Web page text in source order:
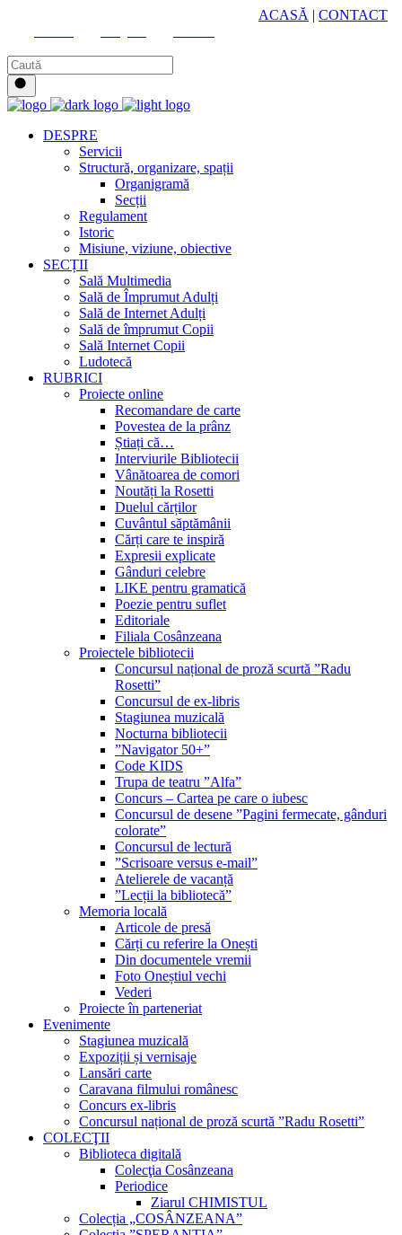
ACASĂ | CONTACT
DESPRE
Servicii
Structură, organizare, spații
Organigramă
Secții
Regulament
Istoric
Misiune, viziune, obiective
SECȚII
Sală Multimedia
Sală de Împrumut Adulți
Sală de Internet Adulți
Sală de împrumut Copii
Sală Internet Copii
Ludotecă
RUBRICI
Proiecte online
Recomandare de carte
Povestea de la prânz
Știați că…
Interviurile Bibliotecii
Vânătoarea de comori
Noutăți la Rosetti
Duelul cărților
Cuvântul săptămânii
Cărți care te inspiră
Expresii explicate
Gânduri celebre
LIKE pentru gramatică
Poezie pentru suflet
Editoriale
Filiala Cosânzeana
Proiectele bibliotecii
Concursul național de proză scurtă ”Radu
Rosetti”
Concursul de ex-libris
Stagiunea muzicală
Nocturna bibliotecii
”Navigator 50+”
Code KIDS
Trupa de teatru ”Alfa”
Concurs – Cartea pe care o iubesc
Concursul de desene ”Pagini fermecate, gânduri
colorate”
Concursul de lectură
”Scrisoare versus e-mail”
Atelierele de vacanță
”Lecții la bibliotecă”
Memoria locală
Articole de presă
Cărți cu referire la Onești
Din documentele vremii
Foto Oneștiul vechi
Vederi
Proiecte în parteneriat
Evenimente
Stagiunea muzicală
Expoziții și vernisaje
Lansări carte
Caravana filmului românesc
Concurs ex-libris
Concursul național de proză scurtă ”Radu Rosetti”
COLECŢII
Biblioteca digitală
Colecţia Cosânzeana
Periodice
Ziarul CHIMISTUL
Colecția „COSÂNZEANA”